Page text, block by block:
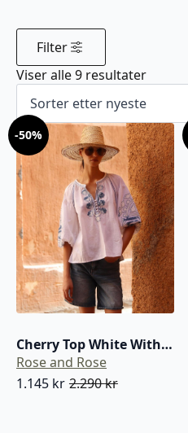
Filter
Viser alle 9 resultaterSortert
nyeste
-50%
Cherry Top White With Denim
Rose and Rose
2.290kr
Opprinnelig
1.145 kr
Nåværende